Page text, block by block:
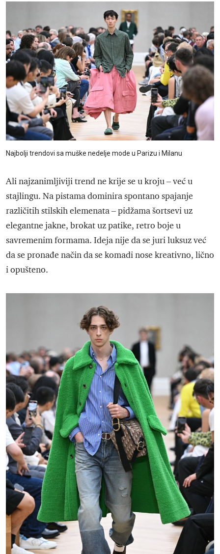
Najbolji trendovi sa muške nedelje mode u Parizu i Milanu
Ali najzanimljiviji trend ne krije se u kroju – već u
stajlingu. Na pistama dominira spontano spajanje
različitih stilskih elemenata – pidžama šortsevi uz
elegantne jakne, brokat uz patike, retro boje u
savremenim formama. Ideja nije da se juri luksuz već
da se pronađe način da se komadi nose kreativno, lično
i opušteno.